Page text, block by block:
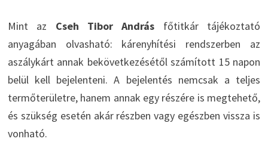
Mint az Cseh Tibor András főtitkár tájékoztató
anyagában olvasható: kárenyhítési rendszerben az
aszálykárt annak bekövetkezésétől számított 15 napon
belül kell bejelenteni. A bejelentés nemcsak a teljes
termőterületre, hanem annak egy részére is megtehető,
és szükség esetén akár részben vagy egészben vissza is
vonható.